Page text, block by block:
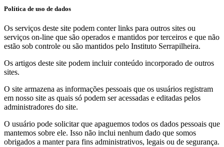
Política de uso de dados
Os serviços deste site podem conter links para outros sites ou
serviços on-line que são operados e mantidos por terceiros e que não
estão sob controle ou são mantidos pelo Instituto Serrapilheira.
Os artigos deste site podem incluir conteúdo incorporado de outros
sites.
O site armazena as informações pessoais que os usuários registram
em nosso site as quais só podem ser acessadas e editadas pelos
administradores do site.
O usuário pode solicitar que apaguemos todos os dados pessoais que
mantemos sobre ele. Isso não inclui nenhum dado que somos
obrigados a manter para fins administrativos, legais ou de segurança.